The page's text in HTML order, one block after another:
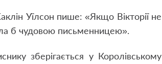
Уїлсон пише: «Якщо Вікторії не
б чудовою письменницею».
зберігається у Королівському